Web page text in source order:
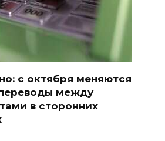
с октября меняются
между
в сторонних